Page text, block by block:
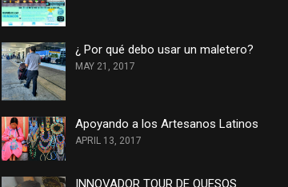
¿ Por qué debo usar un maletero?
MAY 21, 2017
Apoyando a los Artesanos Latinos
APRIL 13, 2017
INNOVADOR TOUR DE QUESOS